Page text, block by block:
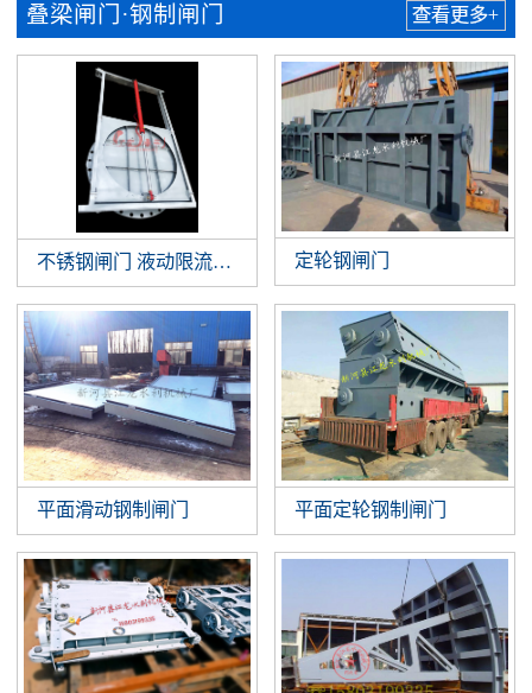
叠梁闸门·钢制闸门 查看更多+
不锈钢闸门 液动限流闸门 智能液动平板闸门 截污井设备
定轮钢闸门
平面滑动钢制闸门 平面定轮钢制闸门